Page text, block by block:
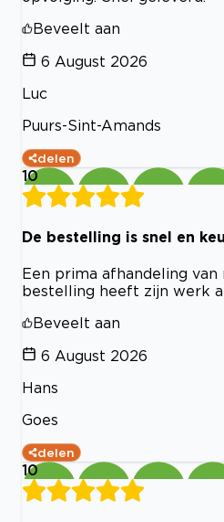
Beveelt aan
6 August 2026
Luc
Puurs-Sint-Amands
delen
10
De bestelling is snel en
Een prima afhandeling
bestelling heeft zijn werk
Beveelt aan
6 August 2026
Hans
Goes
delen
10